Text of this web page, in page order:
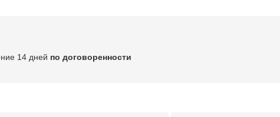
14 дней по договоренности